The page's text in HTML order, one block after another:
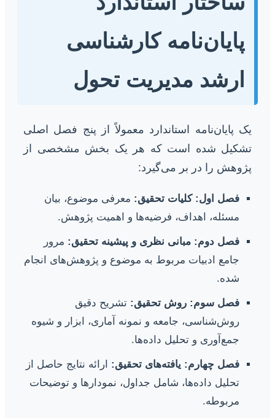
پایان‌نامه کارشناسی
ارشد مدیریت تحول
یک پایان‌نامه استاندارد معمولاً از پنج فصل اصلی
تشکیل شده است که هر یک بخش مشخصی از
پژوهش را در بر می‌گیرد:
فصل اول: کلیات تحقیق: معرفی موضوع، بیان
مسئله، اهداف، فرضیه‌ها و اهمیت پژوهش.
فصل دوم: مبانی نظری و پیشینه تحقیق: مرور
جامع ادبیات مربوط به موضوع و پژوهش‌های انجام
شده.
فصل سوم: روش تحقیق: تشریح دقیق
روش‌شناسی، جامعه و نمونه آماری، ابزار و شیوه
جمع‌آوری و تحلیل داده‌ها.
فصل چهارم: یافته‌های تحقیق: ارائه نتایج حاصل از
تحلیل داده‌ها، شامل جداول، نمودارها و توضیحات
مربوطه.